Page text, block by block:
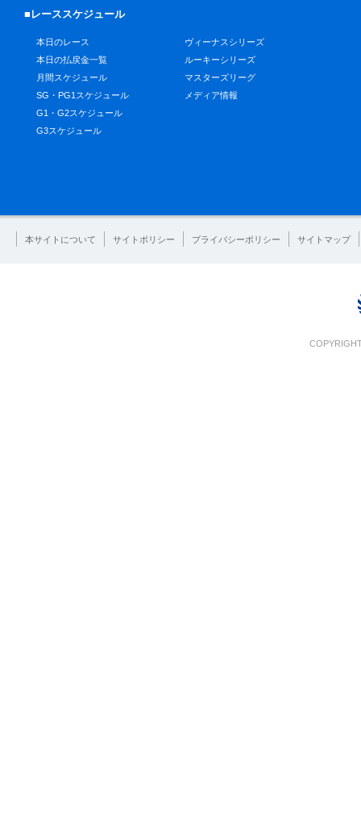
■レーススケジュール
本日のレース
本日の払戻金一覧
月間スケジュール
SG・PG1スケジュール
G1・G2スケジュール
G3スケジュール
ヴィーナスシリーズ
ルーキーシリーズ
マスターズリーグ
メディア情報
本サイトについて サイトポリシー プライバシーポリシー サイトマップ